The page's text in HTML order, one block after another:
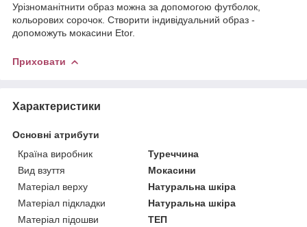
Урізноманітнити образ можна за допомогою футболок,
кольорових сорочок. Створити індивідуальний образ -
допоможуть мокасини Etor.
Приховати
Характеристики
Основні атрибути
Країна виробник
Туреччина
Вид взуття
Мокасини
Матеріал верху
Натуральна шкіра
Матеріал підкладки
Натуральна шкіра
Матеріал підошви
ТЕП